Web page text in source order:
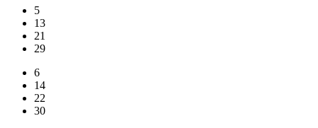
5
13
21
29
6
14
22
30